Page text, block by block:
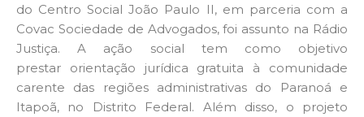
do Centro Social João Paulo II, em parceria com a
Covac Sociedade de Advogados, foi assunto na Rádio
Justiça. A ação social tem como objetivo
prestar orientação jurídica gratuita à comunidade
carente das regiões administrativas do Paranoá e
Itapoã, no Distrito Federal. Além disso, o projeto